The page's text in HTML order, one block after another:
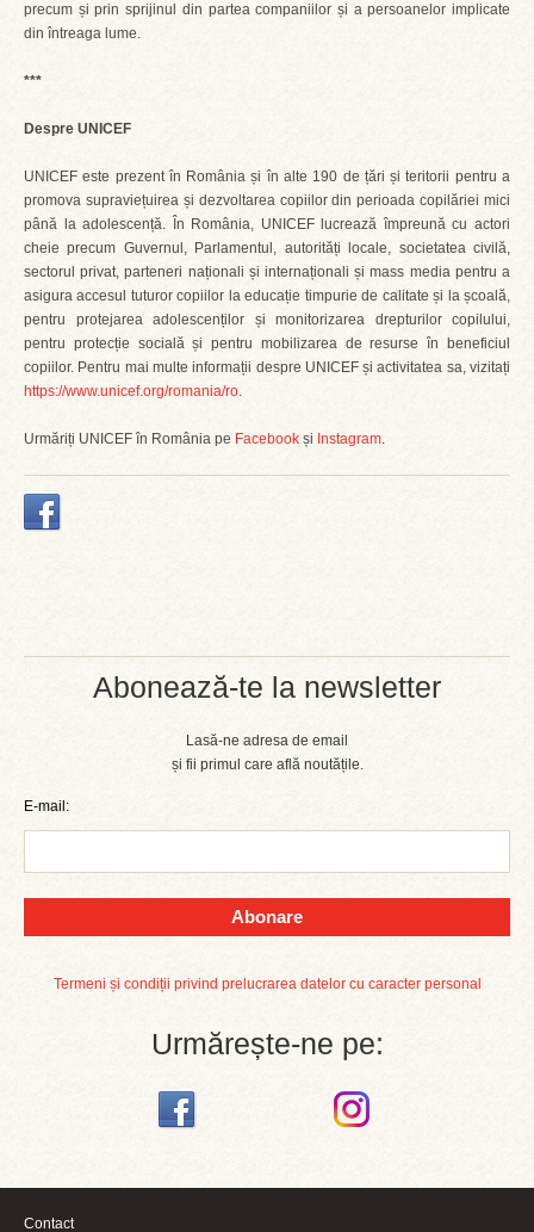
Abonează-te la newsletter
Lasă-ne adresa de email
și fii primul care află noutățile.
E-mail:
Abonare
Termeni și condiții privind prelucrarea datelor cu caracter personal
Urmărește-ne pe:
precum și prin sprijinul din partea companiilor și a persoanelor implicate
din întreaga lume.
***
Despre UNICEF
UNICEF este prezent în România și în alte 190 de țări și teritorii pentru a
promova supraviețuirea și dezvoltarea copiilor din perioada copilăriei mici
până la adolescență. În România, UNICEF lucrează împreună cu actori
cheie precum Guvernul, Parlamentul, autorități locale, societatea civilă,
sectorul privat, parteneri naționali și internaționali și mass media pentru a
asigura accesul tuturor copiilor la educație timpurie de calitate și la școală,
pentru protejarea adolescenților și monitorizarea drepturilor copilului,
pentru protecție socială și pentru mobilizarea de resurse în beneficiul
copiilor. Pentru mai multe informații despre UNICEF și activitatea sa, vizitați
https://www.unicef.org/romania/ro.
Urmăriți UNICEF în România pe Facebook și Instagram.
Contact